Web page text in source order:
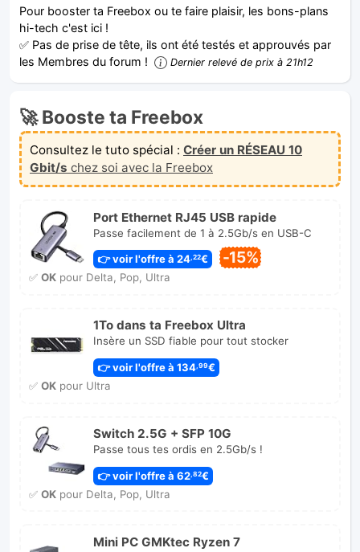
Pour booster ta Freebox ou te faire plaisir, les bons-plans
hi-tech c'est ici !
✅ Pas de prise de tête, ils ont été testés et approuvés par
les Membres du forum !
Dernier relevé de prix à 21h12
🚀 Booste ta Freebox
Consultez le tuto spécial : Créer un RÉSEAU 10
Gbit/s chez soi avec la Freebox
Port Ethernet RJ45 USB rapide
Passe facilement de 1 à 2.5Gb/s en USB-C
👉 voir l'offre à 24 ,22€ -15%
✅ OKpour Delta, Pop, Ultra
1To dans ta Freebox Ultra
Insère un SSD fiable pour tout stocker
👉 voir l'offre à 134 ,99€
✅ OKpour Ultra
Switch 2.5G + SFP 10G
Passe tous tes ordis en 2.5Gb/s !
👉 voir l'offre à 62,82€
✅ OKpour Delta, Pop, Ultra
Mini PC GMKtec Ryzen 7